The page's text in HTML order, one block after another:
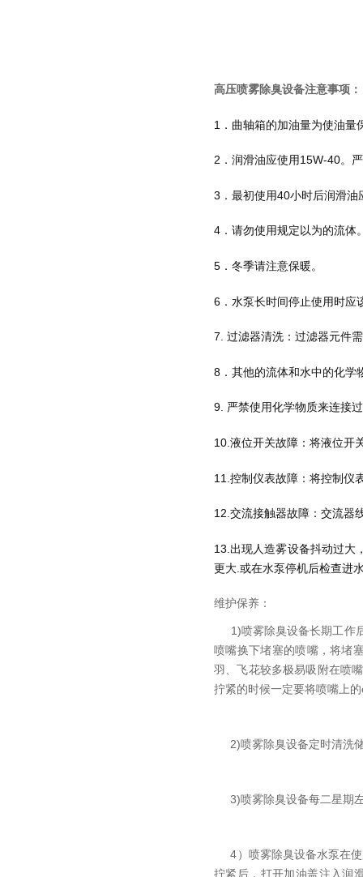
高压喷雾除臭设备注意事项：
1．曲轴箱的加油量为使油量
2．润滑油应使用15W-40。
3．最初使用40小时后润滑
4．请勿使用规定以为的流
5．冬季请注意保暖。
6．水泵长时间停止使用时应
7. 过滤器清洗：过滤器元件
8．其他的流体和水中的化学
9. 严禁使用化学物质来连接
10.液位开关故障：将液位开
11.控制仪表故障：将控制仪
12.交流接触器故障：交流器
13.出现人造雾设备抖动过大
更大.或在水泵停机后检查进
维护保养：
1)喷雾除臭设备长期工作
喷嘴换下堵塞的喷嘴，将堵
羽、飞花较多极易吸附在喷
拧紧的时候一定要将喷嘴上
2)喷雾除臭设备定时清洗
3)喷雾除臭设备每二星期
4）喷雾除臭设备水泵在使
拧紧后，打开加油盖注入润